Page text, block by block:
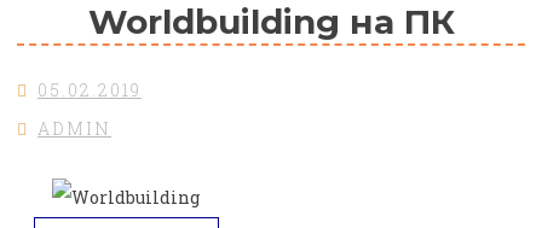
Worldbuilding на ПК
05.02.2019
ADMIN